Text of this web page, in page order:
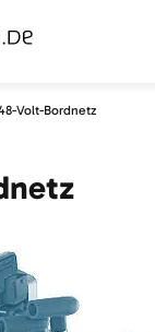
Volt-Bordnetz